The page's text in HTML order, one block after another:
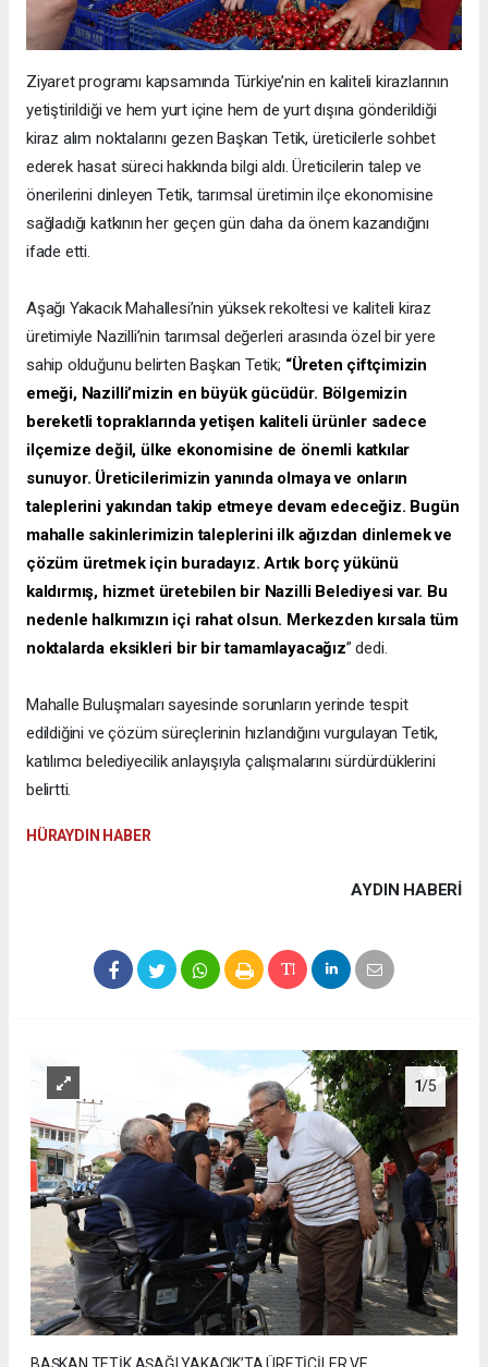
Ziyaret programı kapsamında Türkiye’nin en kaliteli kirazlarının
yetiştirildiği ve hem yurt içine hem de yurt dışına gönderildiği
kiraz alım noktalarını gezen Başkan Tetik, üreticilerle sohbet
ederek hasat süreci hakkında bilgi aldı. Üreticilerin talep ve
önerilerini dinleyen Tetik, tarımsal üretimin ilçe ekonomisine
sağladığı katkının her geçen gün daha da önem kazandığını
ifade etti.
Aşağı Yakacık Mahallesi’nin yüksek rekoltesi ve kaliteli kiraz
üretimiyle Nazilli’nin tarımsal değerleri arasında özel bir yere
sahip olduğunu belirten Başkan Tetik; “Üreten çiftçimizin
emeği, Nazilli’mizin en büyük gücüdür. Bölgemizin
bereketli topraklarında yetişen kaliteli ürünler sadece
ilçemize değil, ülke ekonomisine de önemli katkılar
sunuyor. Üreticilerimizin yanında olmaya ve onların
taleplerini yakından takip etmeye devam edeceğiz. Bugün
mahalle sakinlerimizin taleplerini ilk ağızdan dinlemek ve
çözüm üretmek için buradayız. Artık borç yükünü
kaldırmış, hizmet üretebilen bir Nazilli Belediyesi var. Bu
nedenle halkımızın içi rahat olsun. Merkezden kırsala tüm
noktalarda eksikleri bir bir tamamlayacağız” dedi.
Mahalle Buluşmaları sayesinde sorunların yerinde tespit
edildiğini ve çözüm süreçlerinin hızlandığını vurgulayan Tetik,
katılımcı belediyecilik anlayışıyla çalışmalarını sürdürdüklerini
belirtti.
HÜRAYDIN HABER
AYDIN HABERİ
1/5
BAŞKAN TETİK AŞAĞI YAKACIK’TA ÜRETİCİLER VE